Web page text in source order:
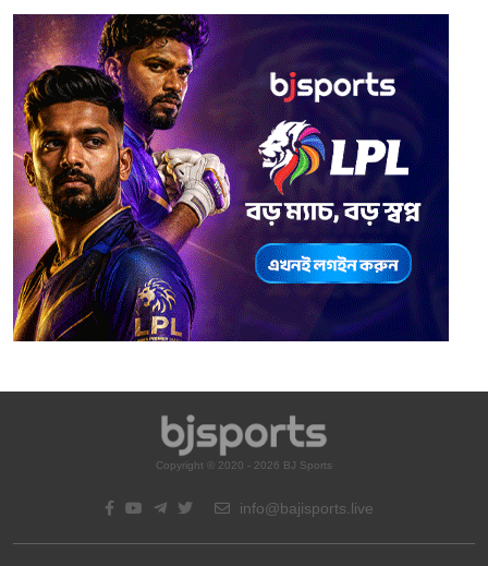
Copyright © 2020 - 2026 BJ Sports
info@bajisports.live